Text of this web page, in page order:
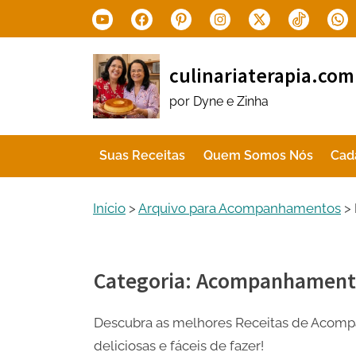
to
YoutubeFacebookPinterestInstagram
X.com Tiktok
culinariaterapia.com
por Dyne e Zinha
Suas Receitas Quem Somos Nós
Início > Arquivo para Acompanhamentos >
Categoria:
Descubra as melhores Receitas de
deliciosas e fáceis de fazer!